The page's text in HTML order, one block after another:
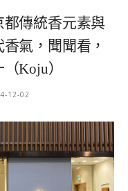
都傳統香元素與
氣，聞聞看，
Koju）
12-02